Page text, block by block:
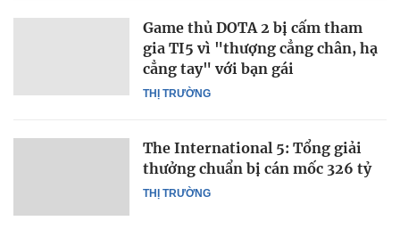
THỊ TRƯỜNG
Game thủ DOTA 2 bị cấm tham
gia TI5 vì "thượng cẳng chân, hạ
cẳng tay" với bạn gái
THỊ TRƯỜNG
The International 5: Tổng giải
thưởng chuẩn bị cán mốc 326 tỷ